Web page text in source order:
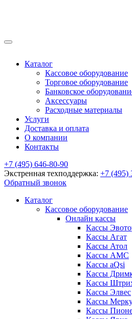
Каталог
Кассовое оборудование
Торговое оборудование
Банковское
Аксессуары
Расходные материалы
Услуги
Доставка и оплата
О компании
Контакты
+7 (495) 646-80-90
Экстренная техподдержка: +7 (495)
Обратный звонок
Каталог
Кассовое оборудование
Онлайн кассы
Кассы
Кассы Агат
Кассы Атол
Кассы АМС
Кассы aQsi
Кассы
Кассы
Кассы Элвес
Кассы
Кассы